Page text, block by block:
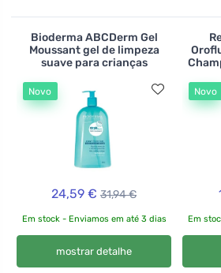
Bioderma ABCDerm Gel
Moussant gel de limpeza
suave para crianças
Novo
24,59 € 31,94 €
Em stock - Enviamos em até 3 dias
mostrar detalhe
Novo
Em